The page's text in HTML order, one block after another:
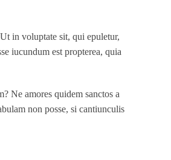
Ut in voluptate sit, qui epuletur,
iucundum est propterea, quia
Ne amores quidem sanctos a
non posse, si cantiunculis